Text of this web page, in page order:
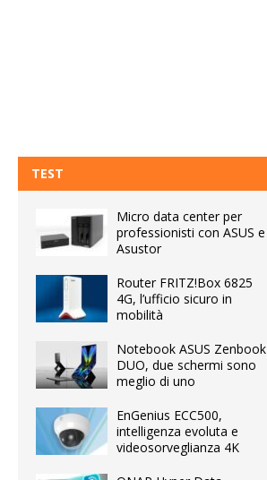
TEST
Micro data center per
professionisti con ASUS e
Asustor
Router FRITZ!Box 6825
4G, l’ufficio sicuro in
mobilità
Notebook ASUS Zenbook
DUO, due schermi sono
meglio di uno
EnGenius ECC500,
intelligenza evoluta e
videosorveglianza 4K